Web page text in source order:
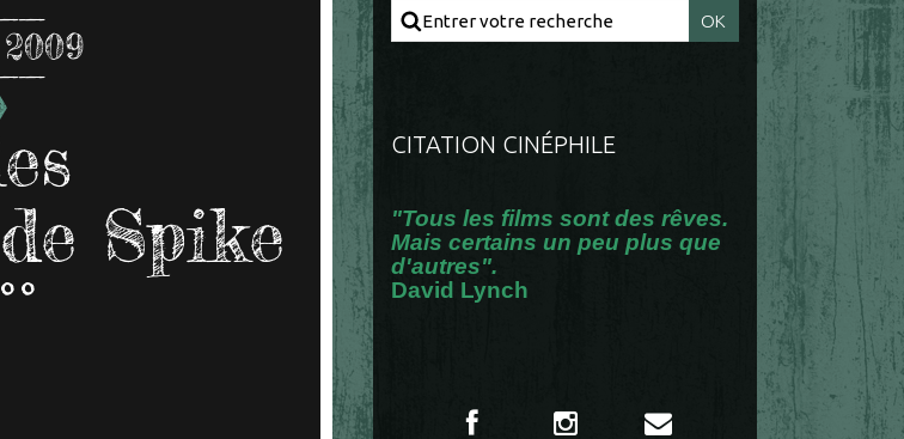
Spike
CITATION CINÉPHILE
"Tous les films sont des rêves.
Mais certains un peu plus que
d'autres".
David Lynch